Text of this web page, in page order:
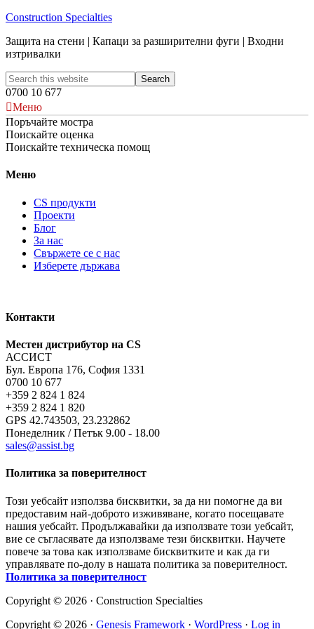
Construction Specialties
Защита на стени | Капаци за разширителни фуги | Входни
изтривалки
0700 10 677
Меню
Поръчайте мостра
Поискайте оценка
Поискайте техническа помощ
Меню
CS продукти
Проекти
Блог
За нас
Свържете се с нас
Изберете държава
Контакти
Местен дистрибутор на CS
АССИСТ
Бул. Европа 176, София 1331
0700 10 677
+359 2 824 1 824
+359 2 824 1 820
GPS 42.743503, 23.232862
Понеделник / Петък 9.00 - 18.00
sales@assist.bg
Политика за поверителност
Този уебсайт използва бисквитки, за да ни помогне да ви
предоставим най-доброто изживяване, когато посещавате
нашия уебсайт. Продължавайки да използвате този уебсайт,
вие се съгласявате да използваме тези бисквитки. Научете
повече за това как използваме бисквитките и как да ги
управлявате по-долу в нашата политика за поверителност.
Политика за поверителност
Copyright © 2026 · Construction Specialties
Copyright © 2026 · Genesis Framework · WordPress · Log in